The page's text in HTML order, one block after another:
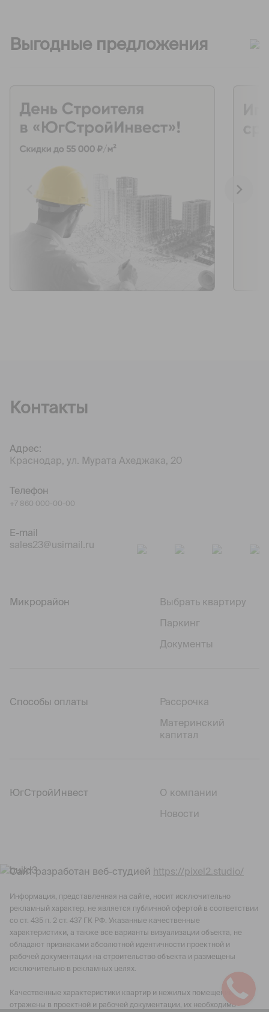
Выгодные предложения
Контакты
Адрес:
Краснодар, ул. Мурата Ахеджака, 20
Телефон
+7 860 000-00-00
E-mail
sales23@usimail.ru
Микрорайон
Выбрать квартиру
Паркинг
Документы
Способы оплаты
Рассрочка
Материнский
капитал
ЮгСтройИнвест
О компании
Новости
Сайт разработан веб-студией https://pixel2.studio/
Информация, представленная на сайте, носит исключительно
рекламный характер, не является публичной офертой в соответствии
со ст. 435 п. 2 ст. 437 ГК РФ. Указанные качественные
характеристики, а также все варианты визуализации объекта, не
обладают признаками абсолютной идентичности проектной и
рабочей документации на строительство объекта и размещены
исключительно в рекламных целях.
Качественные характеристики квартир и нежилых помещений
отражены в проектной и рабочей документации, их необходимо